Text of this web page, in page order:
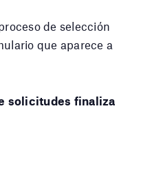
de selección
que aparece a
solicitudes finaliza